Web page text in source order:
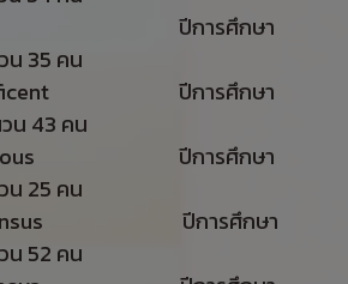
ปีการศึกษา
35 คน
ปีการศึกษา
43 คน
ปีการศึกษา
25 คน
ปีการศึกษา
52 คน